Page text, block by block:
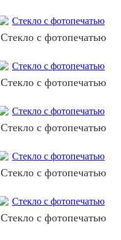
Стекло с фотопечатью
Стекло с фотопечатью
Стекло с фотопечатью
Стекло с фотопечатью
Стекло с фотопечатью